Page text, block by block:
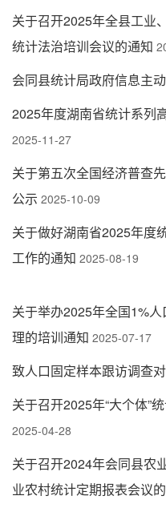
关于召开2025年全县工业
统计法治培训会议的通知
会同县统计局政府信息主
2025年度湖南省统计系列
2025-11-27
关于第五次全国经济普查
公示 2025-10-09
关于做好湖南省2025年度
工作的通知 2025-08-19
关于举办2025年全国1%
理的培训通知 2025-07-17
致人口固定样本跟访调查
关于召开2025年“大个体”
2025-04-28
关于召开2024年会同县农
业农村统计定期报表会议